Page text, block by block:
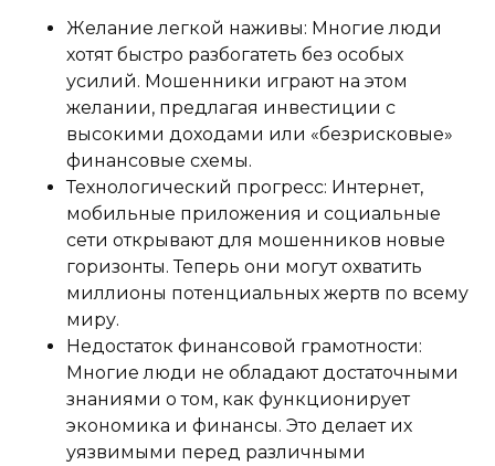
Желание легкой наживы: Многие люди
хотят быстро разбогатеть без особых
усилий. Мошенники играют на этом
желании, предлагая инвестиции с
высокими доходами или «безрисковые»
финансовые схемы.
Технологический прогресс: Интернет,
мобильные приложения и социальные
сети открывают для мошенников новые
горизонты. Теперь они могут охватить
миллионы потенциальных жертв по всему
миру.
Недостаток финансовой грамотности:
Многие люди не обладают достаточными
знаниями о том, как функционирует
экономика и финансы. Это делает их
уязвимыми перед различными